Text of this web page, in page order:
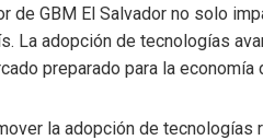
de GBM El Salvador no solo
La adopción de tecnologías
preparado para la economía
la adopción de tecnologías